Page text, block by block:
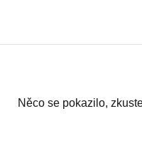
Něco se pokazilo,